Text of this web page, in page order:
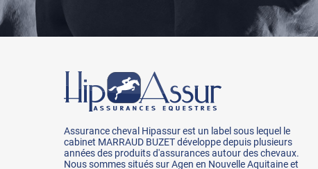
Assurance cheval Hipassur est un label sous lequel le
cabinet MARRAUD BUZET développe depuis plusieurs
années des produits d'assurances autour des chevaux.
Nous sommes situés sur Agen en Nouvelle Aquitaine et